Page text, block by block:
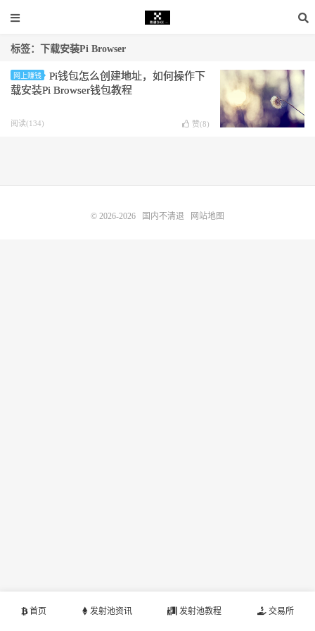
标签：下载安装Pi Browser
网上赚钱
Pi钱包怎么创建地址，如何操作下
载安装Pi Browser钱包教程
阅读(134) 赞(8)
首页 发射池资讯 发射池教程 交易所
© 2026-2026 国内不清退 网站地图